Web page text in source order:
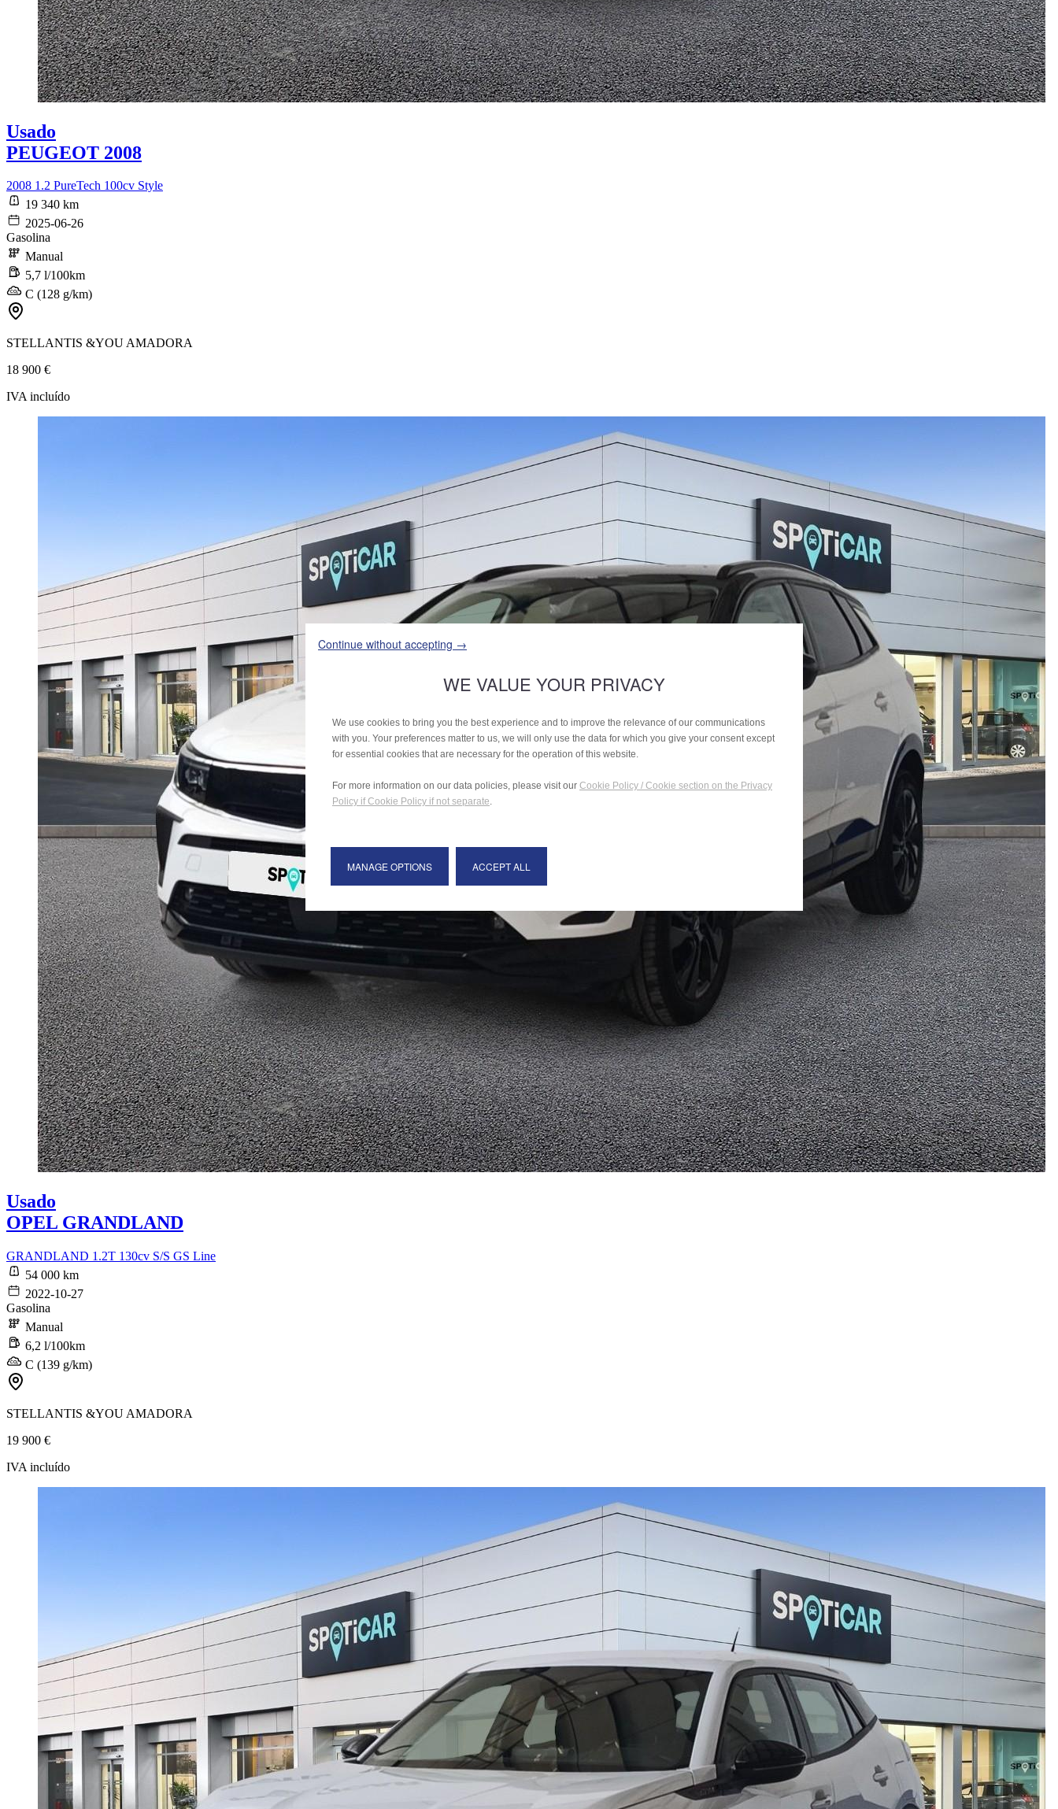
Usado
PEUGEOT 2008
2008 1.2 PureTech 100cv Style
19 340 km
2025-06-26
Gasolina
Manual
5,7 l/100km
C (128 g/km)
STELLANTIS &YOU AMADORA
18 900 €
IVA incluído
Usado
OPEL GRANDLAND
GRANDLAND 1.2T 130cv S/S GS Line
54 000 km
2022-10-27
Gasolina
Manual
6,2 l/100km
C (139 g/km)
STELLANTIS &YOU AMADORA
19 900 €
IVA incluído
Continue without accepting →
WE VALUE YOUR PRIVACY
We use cookies to bring you the best experience and to improve the relevance of our communications
with you. Your preferences matter to us, we will only use the data for which you give your consent except
for essential cookies that are necessary for the operation of this website.
For more information on our data policies, please visit our Cookie Policy / Cookie section on the Privacy
Policy if Cookie Policy if not separate.
MANAGE OPTIONS ACCEPT ALL